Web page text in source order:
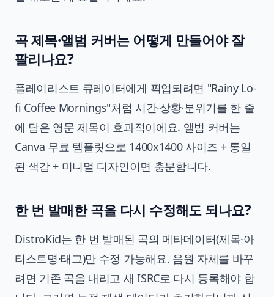
곡 제목·앨범 커버는 어떻게 만들어야 잘
팔리나요?
플레이리스트 큐레이터에게 픽업되려면 "Rainy Lo-
fi Coffee Mornings"처럼 시간·상황·분위기를 한 줄
에 담은 영문 제목이 효과적이에요. 앨범 커버는
Canva 무료 템플릿으로 1400x1400 사이즈 + 통일
된 색감 + 미니멀 디자인이면 충분합니다.
한 번 발매한 곡을 다시 수정해도 되나요?
DistroKid는 한 번 발매된 곡의 메타데이터(제목·아
티스트명·태그)만 수정 가능해요. 음원 자체를 바꾸
려면 기존 곡을 내리고 새 ISRC로 다시 등록해야 합